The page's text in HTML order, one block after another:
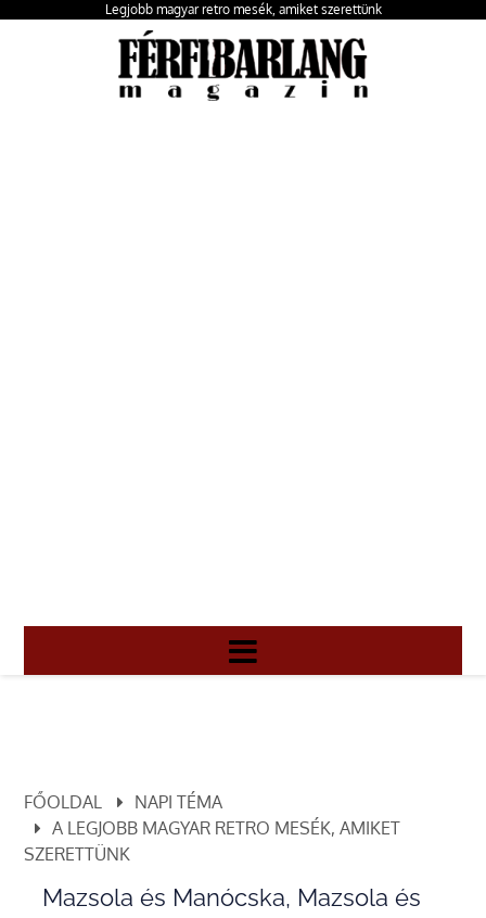
Legjobb magyar retro mesék, amiket szerettünk
FŐOLDAL
NAPI TÉMA
A LEGJOBB MAGYAR RETRO MESÉK, AMIKET
SZERETTÜNK
Mazsola és Manócska, Mazsola és